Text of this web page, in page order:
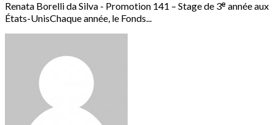
Renata Borelli da Silva - Promotion 141 – Stage de 3ᵉ année aux
États-UnisChaque année, le Fonds...